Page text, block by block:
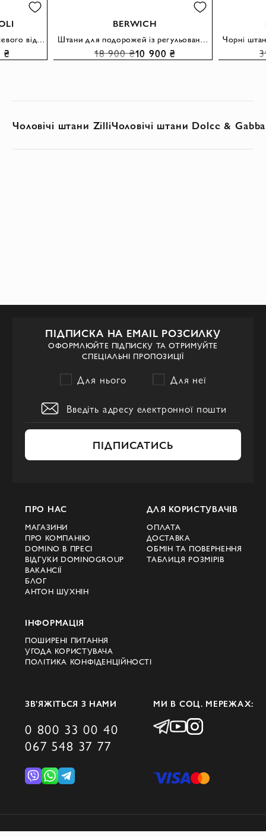
₴
BERWICH
18 900 ₴10 900 ₴
Чоловічі штани ZilliЧоловічі штани Dolce &
ПІДПИСКА НА EMAIL РОЗСИЛКУ
ОФОРМЛЮЙТЕ ПІДПИСКУ ТА ОТРИМУЙТЕ
СПЕЦІАЛЬНІ ПРОПОЗИЦІЇ
Для нього Для неї
ПІДПИСАТИСЬ
ПРО НАС
МАГАЗИНИ
ПРО КОМПАНІЮ
DOMINO В ПРЕСІ
ВІДГУКИ DOMINOGROUP
ВАКАНСІЇ
БЛОГ
АНТОН ШУХНІН
ДЛЯ КОРИСТУВАЧІВ
ОПЛАТА
ДОСТАВКА
ОБМІН ТА ПОВЕРНЕННЯ
ТАБЛИЦЯ РОЗМІРІВ
ІНФОРМАЦІЯ
ПОШИРЕНІ ПИТАННЯ
УГОДА КОРИСТУВАЧА
ПОЛІТИКА КОНФІДЕНЦІЙНОСТІ
ЗВ’ЯЖІТЬСЯ З НАМИ
0 800 33 00 40
067 548 37 77
МИ В СОЦ. МЕРЕЖАХ:
© 2026 DOMINO GROUP